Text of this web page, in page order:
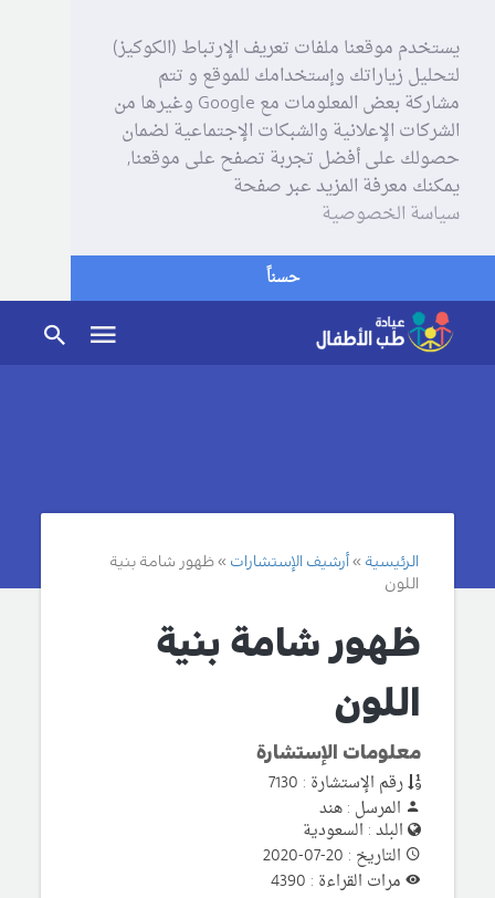
يستخدم موقعنا ملفات تعريف الإرتباط (الكوكيز)
لتحليل زياراتك وإستخدامك للموقع و تتم
مشاركة بعض المعلومات مع Google وغيرها من
الشركات الإعلانية والشبكات الإجتماعية لضمان
حصولك على أفضل تجربة تصفح على موقعنا,
يمكنك معرفة المزيد عبر صفحة
سياسة الخصوصية
حسناً
الرئيسية أرشيف الإستشارات
ظهور شامة بنية
اللون
ظهور شامة بنية
اللون
معلومات الإستشارة
رقم الإستشارة : 7130
المرسل : هند
البلد : السعودية
التاريخ : 20-07-2020
مرات القراءة : 4390